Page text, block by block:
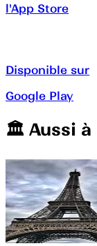
l'App Store
Disponible sur
Google Play
🏛️️ Aussi à